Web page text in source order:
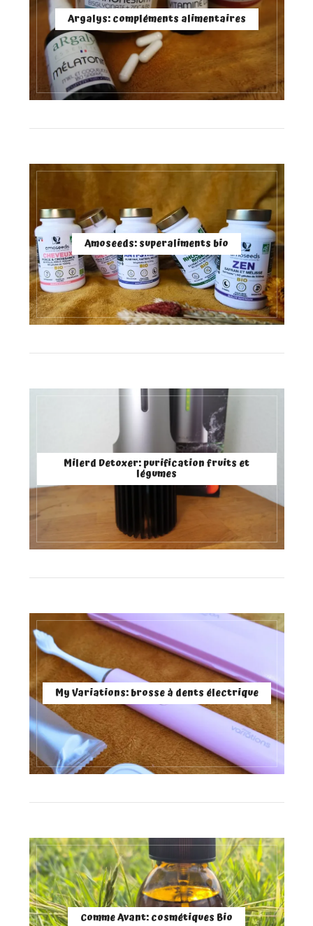
Argalys: compléments alimentaires
Amoseeds: superaliments bio
Milerd Detoxer: purification fruits et
légumes
My Variations: brosse à dents électrique
Comme Avant: cosmétiques Bio